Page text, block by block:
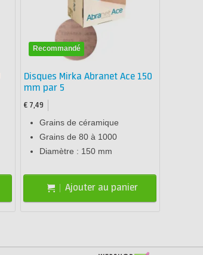
Recommandé
Disques Mirka Abranet Ace 150
mm par 5
€ 7,49
Grains de céramique
Grains de 80 à 1000
Diamètre : 150 mm
Ajouter au panier